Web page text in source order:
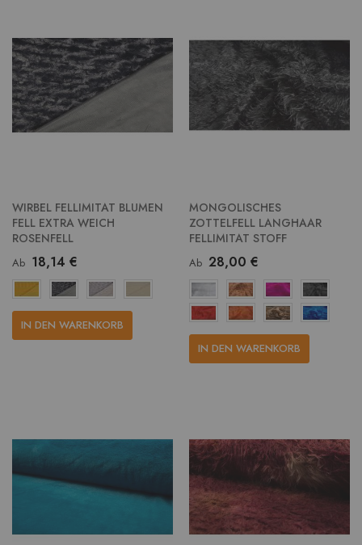
WIRBEL FELLIMITAT BLUMEN
FELL EXTRA WEICH
ROSENFELL
Ab 18,14 €
IN DEN WARENKORB
MONGOLISCHES
ZOTTELFELL LANGHAAR
FELLIMITAT STOFF
Ab 28,00 €
IN DEN WARENKORB